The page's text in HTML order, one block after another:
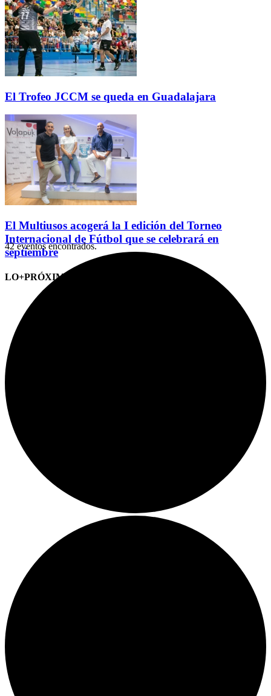
El Trofeo JCCM se queda en Guadalajara
El Multiusos acogerá la I edición del Torneo
Internacional de Fútbol que se celebrará en
septiembre
LO+PRÓXIMO (CITAS)
42 eventos encontrados.